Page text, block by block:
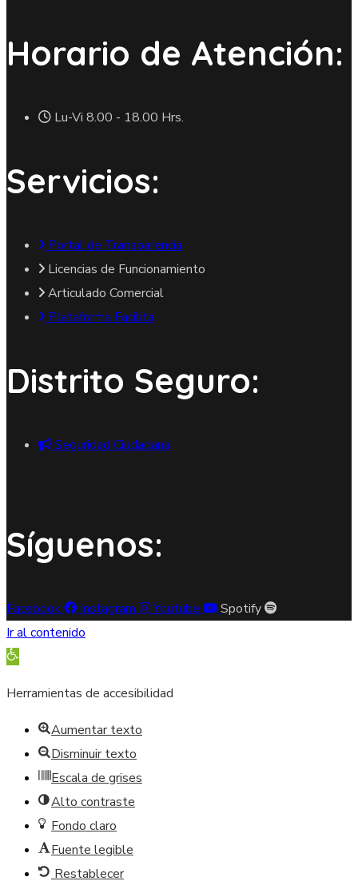
Horario de Atención:
Lu-Vi 8.00 - 18.00 Hrs.
Servicios:
Portal de Transparencia
Licencias de Funcionamiento
Articulado Comercial
Plataforma Facilita
Distrito Seguro:
Seguridad Ciudadana
Síguenos:
Facebook Instagram Youtube
Spotify
Ir al contenido
Abrir barra de herramientas
Herramientas de accesibilidad
Aumentar texto
Disminuir texto
Escala de grises
Alto contraste
Fondo claro
Fuente legible
Restablecer